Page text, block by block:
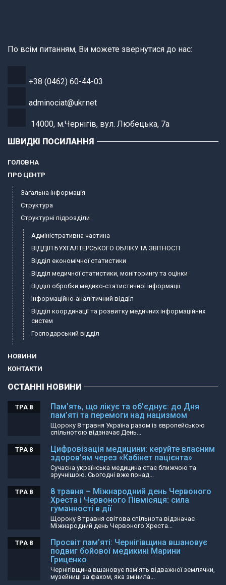
По всім питанням, Ви можете звернутися до нас:
+38 (0462) 60-44-03
adminociat@ukr.net
14000, м.Чернігів, вул. Любецька, 7а
ШВИДКІ ПОСИЛАННЯ
ГОЛОВНА
ПРО ЦЕНТР
Загальна інформація
Структура
Структурні підрозділи
Адміністративна частина
ВІДДІЛ БУХГАЛТЕРСЬКОГО ОБЛІКУ ТА ЗВІТНОСТІ
Відділ економічної статистики
Відділ медичної статистики, моніторингу та оцінки
Відділ обробки медико-статистичної інформації
Інформаційно-аналітичний відділ
Відділ координації та розвитку медичних інформаційних
систем
Господарський відділ
НОВИНИ
КОНТАКТИ
ОСТАННІ НОВИНИ
Пам’ять, що лікує та об’єднує: до Дня
пам’яті та перемоги над нацизмом
ТРА 8
Щороку 8 травня Україна разом із європейською
спільнотою відзначає День...
Цифровізація медицини: керуйте власним
здоров’ям через «Кабінет пацієнта»
ТРА 8
Сучасна українська медицина стає ближчою та
зручнішою. Сьогодні вже понад...
8 травня – Міжнародний день Червоного
Хреста і Червоного Півмісяця: сила
гуманності в дії
ТРА 8
Щороку 8 травня світова спільнота відзначає
Міжнародний день Червоного Хреста...
Просвіт пам’яті: Чернігівщина вшановує
подвиг бойової медикині Марини
Гриценко
ТРА 8
Чернігівщина вшановує пам’ять відважної землячки,
музейниці за фахом, яка змінила...